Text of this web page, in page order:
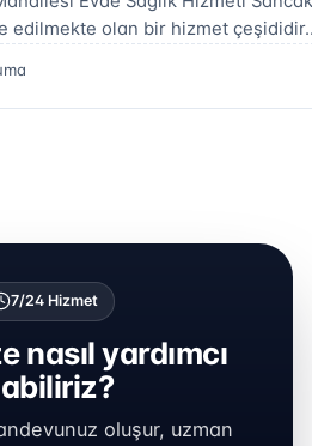
edilmekte olan bir hizmet
7/24 Hizmet
nasıl yardımcı
oluşur, uzman